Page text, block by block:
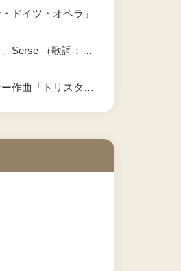
ドイツ・オペラ」
ヘンデル作曲「セルセ」Serse （歌詞：イタリア語）
リヒャルト・ワーグナー作曲「トリスタンとイゾルデ」 Tristan und Isolde Vol.3